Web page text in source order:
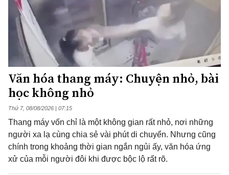
Văn hóa thang máy: Chuyện nhỏ, bài
học không nhỏ
Thứ 7, 08/08/2026 | 07:15
Thang máy vốn chỉ là một không gian rất nhỏ, nơi những
người xa lạ cùng chia sẻ vài phút di chuyển. Nhưng cũng
chính trong khoảng thời gian ngắn ngủi ấy, văn hóa ứng
xử của mỗi người đôi khi được bộc lộ rất rõ.